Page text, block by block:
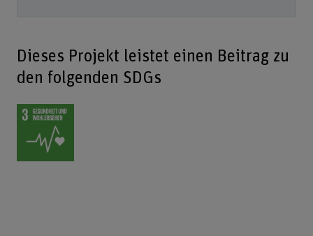
Dieses Projekt leistet einen Beitrag zu
den folgenden SDGs